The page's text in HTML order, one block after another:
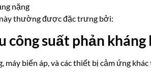
nặng
thường được đặc trưng bởi:
công suất phản
máy biến áp, và các thiết bị cảm ứng